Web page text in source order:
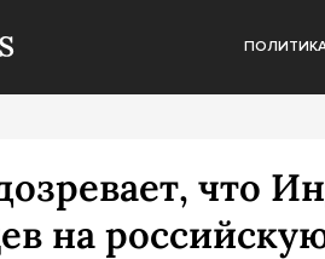
что
на